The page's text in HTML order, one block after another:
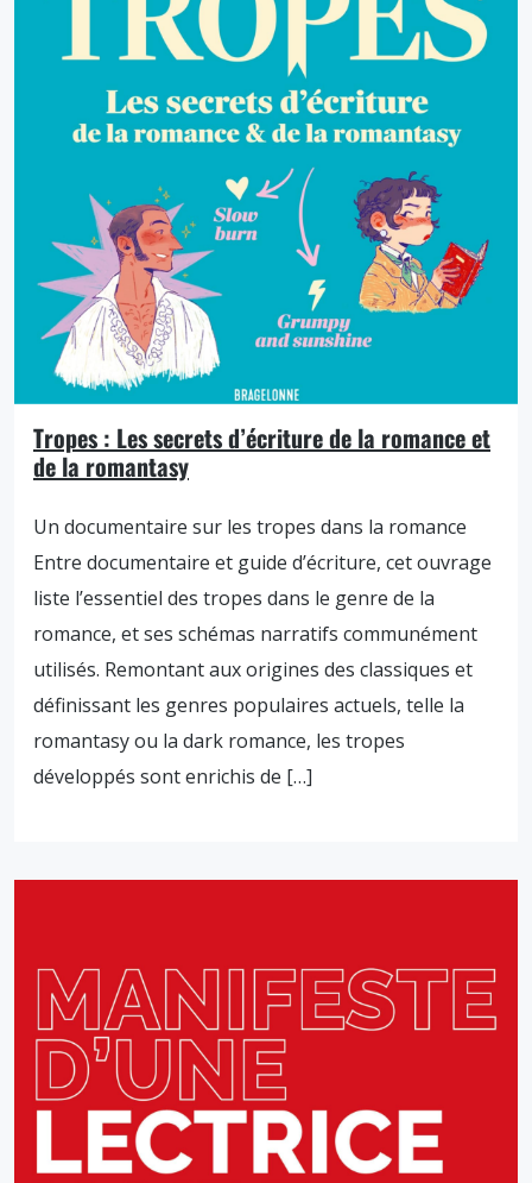
Tropes : Les secrets d’écriture de la romance et
de la romantasy
Un documentaire sur les tropes dans la romance
Entre documentaire et guide d’écriture, cet ouvrage
liste l’essentiel des tropes dans le genre de la
romance, et ses schémas narratifs communément
utilisés. Remontant aux origines des classiques et
définissant les genres populaires actuels, telle la
romantasy ou la dark romance, les tropes
développés sont enrichis de […]